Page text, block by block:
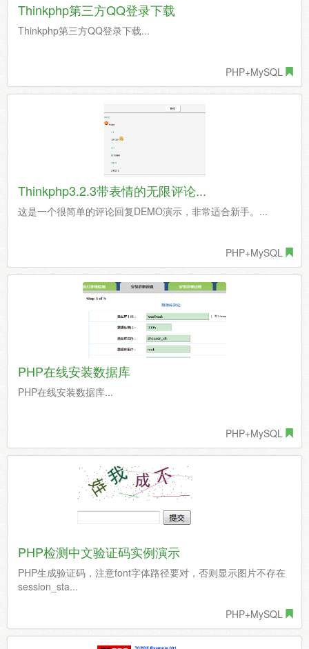
Thinkphp第三方QQ登录下载
Thinkphp第三方QQ登录下载...
PHP+MySQL
Thinkphp3.2.3带表情的无限评论...
这是一个很简单的评论回复DEMO演示，非常适合新手。...
PHP+MySQL
PHP在线安装数据库
PHP在线安装数据库...
PHP+MySQL
PHP检测中文验证码实例演示
PHP生成验证码，注意font字体路径要对，否则显示图片不存在
session_sta...
PHP+MySQL